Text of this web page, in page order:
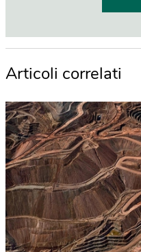
Articoli correlati